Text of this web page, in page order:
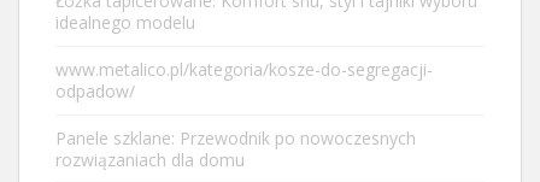
idealnego modelu
www.metalico.pl/kategoria/kosze-do-segregacji-
odpadow/
Panele szklane: Przewodnik po nowoczesnych
rozwiązaniach dla domu